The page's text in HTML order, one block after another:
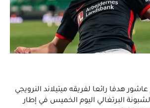
هدفا رائعا لفريقه ميتيلاند النرويجي
البرتغالي اليوم الخميس في إطار